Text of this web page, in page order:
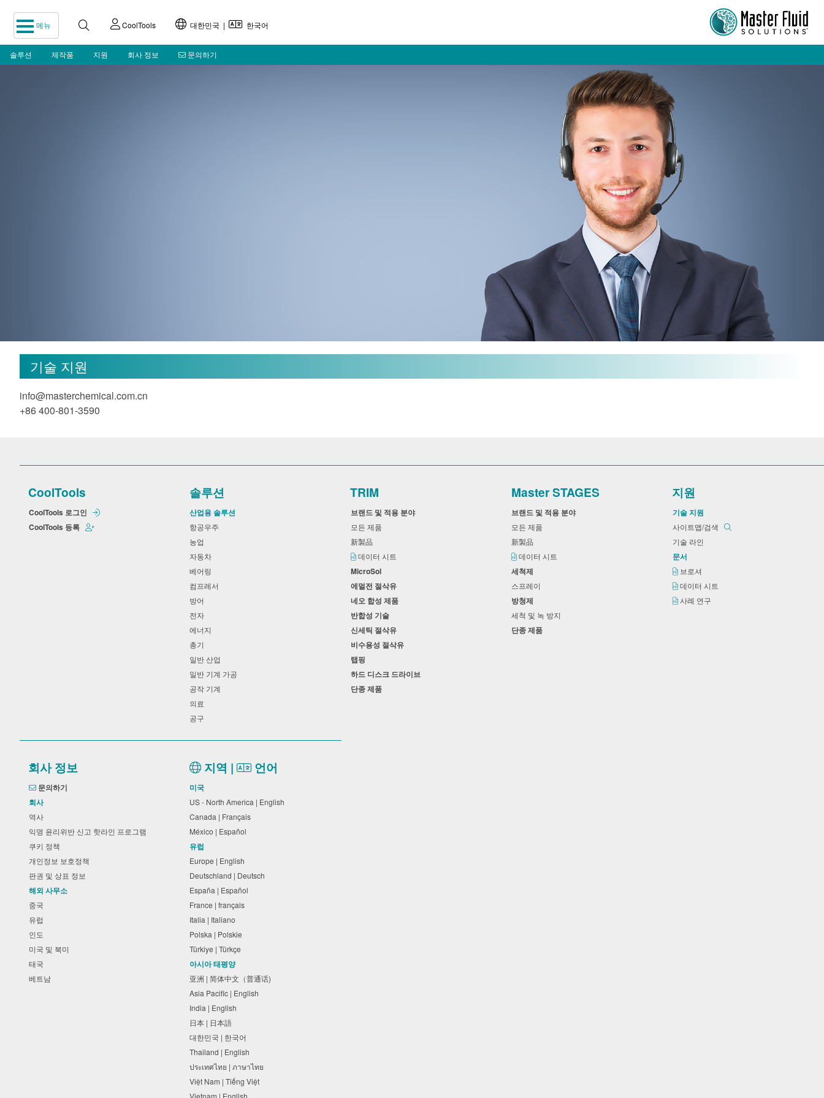
메뉴 CoolTools 대한민국 | 한국어
솔루션 제작품 지원 회사 정보 문의하기
기술 지원
info@masterchemical.com.cn
+86 400-801-3590
CoolTools
CoolTools 로그인
CoolTools 등록
솔루션
산업용 솔루션
항공우주
농업
자동차
베어링
컴프레서
방어
전자
에너지
총기
일반 산업
일반 기계 가공
공작 기계
의료
공구
TRIM
브랜드 및 적용 분야
모든 제품
新製品
데이터 시트
MicroSol
에멀전 절삭유
네오 합성 제품
반합성 기술
신세틱 절삭유
비수용성 절삭유
탭핑
하드 디스크 드라이브
단종 제품
Master STAGES
브랜드 및 적용 분야
모든 제품
新製品
데이터 시트
세척제
스프레이
방청제
세척 및 녹 방지
단종 제품
지원
기술 지원
사이트맵/검색
기술 라인
문서
브로셔
데이터 시트
사례 연구
회사 정보
문의하기
회사
역사
익명 윤리위반 신고 핫라인 프로그램
쿠키 정책
개인정보 보호정책
판권 및 상표 정보
해외 사무소
중국
유럽
인도
미국 및 북미
태국
베트남
지역 | 언어
미국
US - North America | English
Canada | Français
México | Español
유럽
Europe | English
Deutschland | Deutsch
España | Español
France | français
Italia | Italiano
Polska | Polskie
Türkiye | Türkçe
아시아 태평양
亚洲 | 简体中文（普通话)
Asia Pacific | English
India | English
日本 | 日本語
대한민국 | 한국어
Thailand | English
ประเทศไทย | ภาษาไทย
Việt Nam | Tiếng Việt
Vietnam | English